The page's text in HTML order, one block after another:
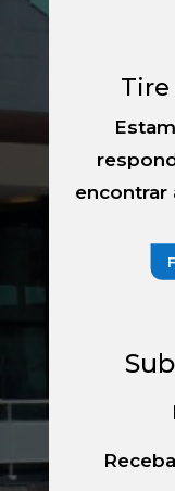
Tire
encontrar